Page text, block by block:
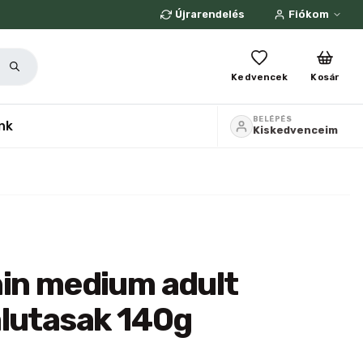
Újrarendelés Fiókom
Kedvencek Kosár
BELÉPÉS
Kiskedvenceim
medium adult
140g